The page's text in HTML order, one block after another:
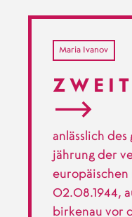
Maria Ivanov
Z W E I T
anlässlich
jährung der
02.08.1944,
birkenau vor